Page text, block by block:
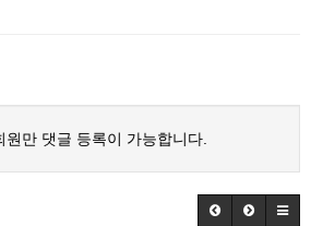
원만 댓글 등록이 가능합니다.